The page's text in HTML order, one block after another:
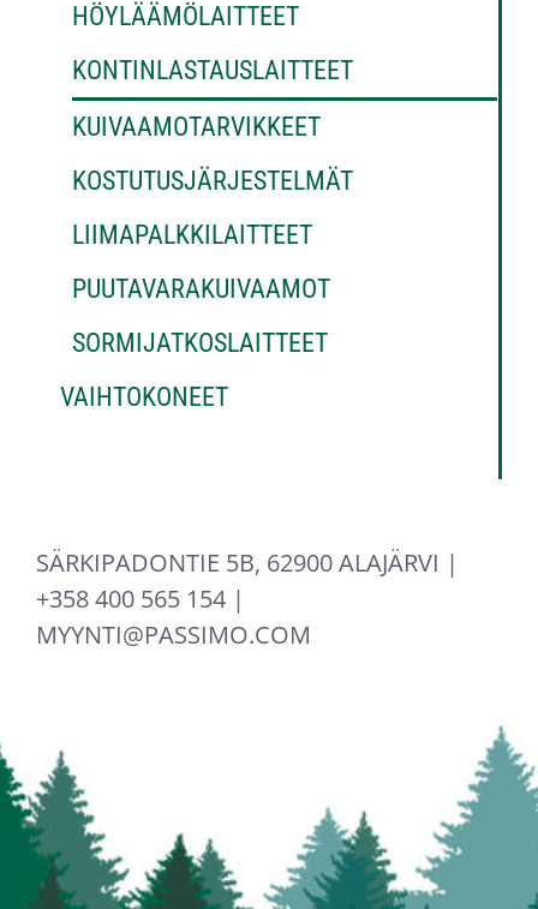
HÖYLÄÄMÖLAITTEET
KONTINLASTAUSLAITTEET
KUIVAAMOTARVIKKEET
KOSTUTUSJÄRJESTELMÄT
LIIMAPALKKILAITTEET
PUUTAVARAKUIVAAMOT
SORMIJATKOSLAITTEET
VAIHTOKONEET
SÄRKIPADONTIE 5B, 62900 ALAJÄRVI |
+358 400 565 154 |
MYYNTI@PASSIMO.COM